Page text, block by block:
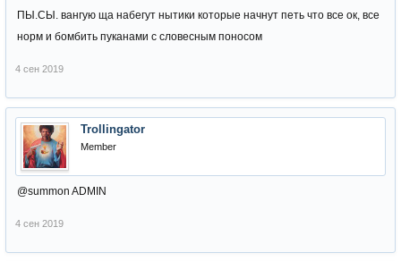
ПЫ.СЫ. вангую ща набегут нытики которые начнут петь что все ок, все
норм и бомбить пуканами с словесным поносом
4 сен 2019
Trollingator
Member
@summon ADMIN
4 сен 2019